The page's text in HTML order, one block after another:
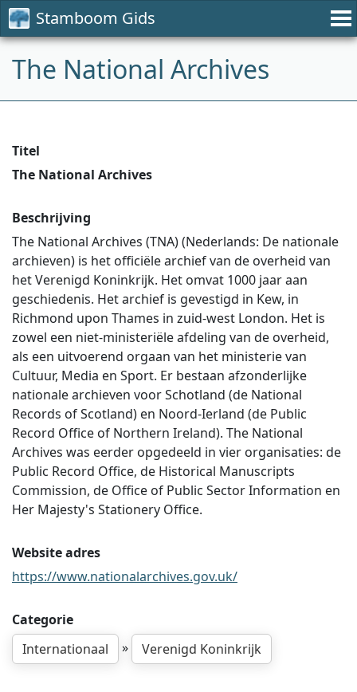
Stamboom Gids
The National Archives
Titel
The National Archives
Beschrijving
The National Archives (TNA) (Nederlands: De nationale
archieven) is het officiële archief van de overheid van
het Verenigd Koninkrijk. Het omvat 1000 jaar aan
geschiedenis. Het archief is gevestigd in Kew, in
Richmond upon Thames in zuid-west London. Het is
zowel een niet-ministeriële afdeling van de overheid,
als een uitvoerend orgaan van het ministerie van
Cultuur, Media en Sport. Er bestaan afzonderlijke
nationale archieven voor Schotland (de National
Records of Scotland) en Noord-Ierland (de Public
Record Office of Northern Ireland). The National
Archives was eerder opgedeeld in vier organisaties: de
Public Record Office, de Historical Manuscripts
Commission, de Office of Public Sector Information en
Her Majesty's Stationery Office.
Website adres
https://www.nationalarchives.gov.uk/
Categorie
Internationaal
» Verenigd Koninkrijk